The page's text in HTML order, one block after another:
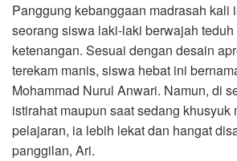
Panggung kebanggaan madrasah kali
seorang siswa laki-laki berwajah
ketenangan. Sesuai dengan desain
terekam manis, siswa hebat ini
Mohammad Nurul Anwari. Namun, di
istirahat maupun saat sedang khusyuk
pelajaran, ia lebih lekat dan hangat
panggilan, Ari.